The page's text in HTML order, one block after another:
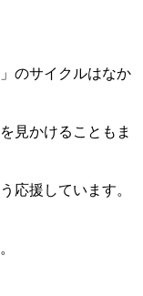
のサイクルはなか
見かけることもま
応援しています。